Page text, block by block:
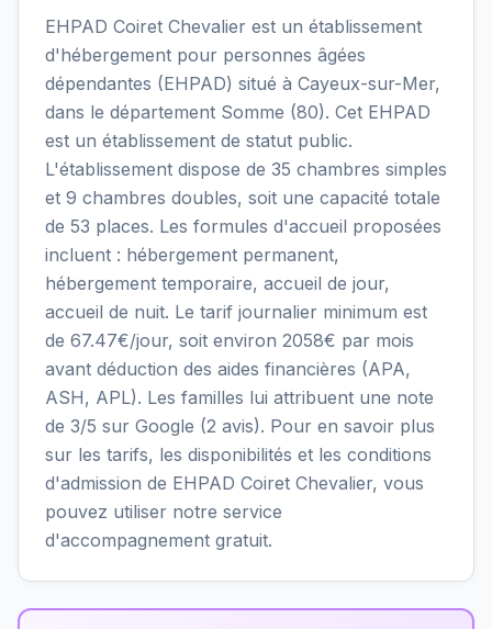
EHPAD Coiret Chevalier est un établissement
d'hébergement pour personnes âgées
dépendantes (EHPAD) situé à Cayeux-sur-Mer,
dans le département Somme (80). Cet EHPAD
est un établissement de statut public.
L'établissement dispose de 35 chambres simples
et 9 chambres doubles, soit une capacité totale
de 53 places. Les formules d'accueil proposées
incluent : hébergement permanent,
hébergement temporaire, accueil de jour,
accueil de nuit. Le tarif journalier minimum est
de 67.47€/jour, soit environ 2058€ par mois
avant déduction des aides financières (APA,
ASH, APL). Les familles lui attribuent une note
de 3/5 sur Google (2 avis). Pour en savoir plus
sur les tarifs, les disponibilités et les conditions
d'admission de EHPAD Coiret Chevalier, vous
pouvez utiliser notre service
d'accompagnement gratuit.